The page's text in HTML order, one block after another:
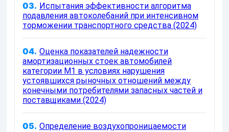
03. Испытания эффективности алгоритма
подавления автоколебаний при интенсивном
торможении транспортного средства (2024)
04. Оценка показателей надежности
амортизационных стоек автомобилей
категории М1 в условиях нарушения
устоявшихся рыночных отношений между
конечными потребителями запасных частей и
поставщиками (2024)
05. Определение воздухопроницаемости